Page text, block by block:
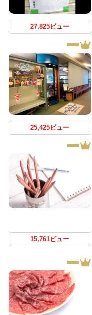
27,825ビュー
25,425ビュー
15,761ビュー